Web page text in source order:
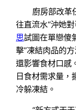
廚房部改革
往直流水“沖她
思試圖在單戀傻
擊”凍結肉品的
還影響食材口感
日食材需求量，
冷躲凍結。